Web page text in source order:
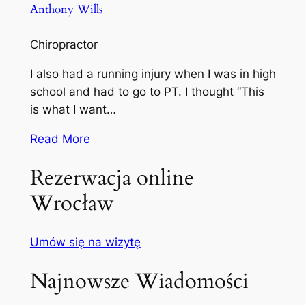
Anthony Wills
Chiropractor
I also had a running injury when I was in high
school and had to go to PT. I thought “This
is what I want…
Read More
Rezerwacja online
Wrocław
Umów się na wizytę
Najnowsze Wiadomości